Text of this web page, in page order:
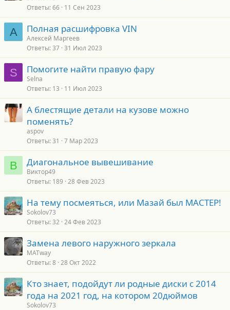
Ответы 66 11 Сен 2023
А Полная расшифровка VIN
Алексей Маргеев
Ответы 37 31 Июл 2023
S Помогите найти правую фару
Selna
Ответы 13 11 Июл 2023
А блестящие детали на кузове можно
поменять?
aspov
Ответы 31 7 Мар 2023
В Диагональное вывешивание
Виктор49
Ответы 189 28 Фев 2023
На тему посмеяться, или Мазай был МАСТЕР!
Sokolov73
Ответы 32 24 Фев 2023
Замена левого наружного зеркала
MATway
Ответы 8 28 Окт 2022
Кто знает, подойдут ли родные диски с 2014
года на 2021 год, на котором 20дюймов
Sokolov73